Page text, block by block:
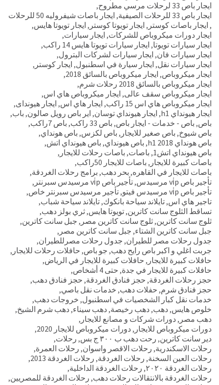
ايجار باص 33 لرحلات مرسي مطروح
,
ايجار باص 33 للرحلات الصيفية
, ايجار باصات شيفروليه 50 للرحلات
, ايجار باصات كوستر , ايجار تويوتا كوستر , ايجار تويوتا هايس,
ايجار دورات ميكروباص للشركات, ايجار سيارات,
ايجار سيارات تويوتا, ايجار سيارات تويوتا هايس 14 راكب
,
ايجار سيارات فان, ايجار سيارات لشركات البترول,
ايجار سيارات نقل, ايجار سيارة في اسطنبول, ايجار كوستر ,
ايجار ميكروباص, ايجار ميكروباص بالسائق 2018
,
ايجار ميكروباص بالسائق 2018 رحلات شرم
,
ايجار ميكروباص سقف عالى, ايجار ميكروباص هاي اس,
ايجار ميكروباص هاي اس 15 راكب
, ايجار هاي اس, ايجار هيونداى,
ايجار هيونداي h1
, ايجار هيونداي توسان, اير باص رويل صالون, باب,
باص, باص - خدمات - ايجار باص, باص 33 راكب , باص 7راكب
,
باص شيوخ, باص صغير للايجار , باص لكزس, باص هونداي,
باص هونداي h1 2018
, باص هيونداي, باص هيونداي اتش,
باص هيونداي اتش1 , باصات, باصات رحلات للايجار ,
باصات كبيرة للايجار , باصات للايجار 50راكب
,
باصات للايجار في القاهره, بحر دهب, برامج رحلات الغردقة,
تأجير باص vi̇p مرسيدس
,تأجير باص vi̇p مرسيدس سبرنتر
,
تأجير باص vi̇p مرسيدس فيتو
,تأجير مرسيدس سبرنتر خاص,
تاجير هاي اس,تايلاند سياحة بانكوك,تايلاند سياحة شباب,
تساقط الثلوج سانت كاترين,تويوتا هايس,ثري بولز دهب,
ثلوج سانت كاترين,ثلوج سانت كاترين مصر , جبل سانت كاترين,
جبل سانت كاترين الشتاء, جبل سانت كاترين مصر ,
جدول رحلات مصر للطيران, جدول رحلات مصرللطيران,
جربت اغلي و اكبر باص رايح دهب, جو باص, حافلات رحلات للايجار ,
حافلات كبيرة للايجار , حافلات كبيرة للايجار في الرياض,
حافلات كبيرة للايجار في جدة, حتى 4 أشخاص
,
حجز رحلات الغردقة, حجز فنادق الغردقة, حجز فنادق دهب,
حجز فنادق شرم, حفلات دهب, خدمات نقل باصي,
خدمات نقل كبار الشخصيات في اسطنبول, خروجات دهب,
خلوص هايس,دهب,دهب رخيصة,دهب سيناء,دهب شرم الشيخ,
دهب مصر ,دورات شركات و مصانع للايجار ,
دورات ميكروباص للايجار ,دورات ميكروباص للايجار 2020
,
دير سانت كاترين, رحت دهب ب ٣٠٠ ج بس , رحلات,
رحلات الاسكندرية, رحلات الاقصر واسوان, رحلات العمرة,
رحلات العين السخنة, رحلات الغردقة, رحلات الغردقة 2013
,
رحلات الغردقة ٢٠٢٠
, رحلات الغردقة الداخلية,
رحلات الغردقة بالانتقالات رحلات دهب, رحلات الغردقة للمصريين,